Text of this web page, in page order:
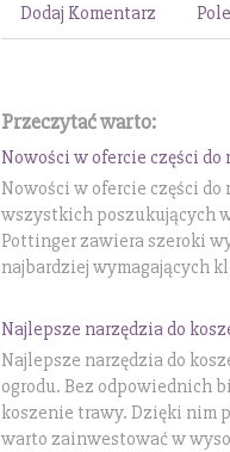
Dodaj Komentarz
Przeczytać warto:
Nowości w ofercie części
Nowości w ofercie części
wszystkich poszukujących
Pottinger zawiera szeroki
najbardziej wymagających
Najlepsze narzędzia do
Najlepsze narzędzia do
ogrodu. Bez odpowiednich
koszenie trawy. Dzięki nim
warto zainwestować w